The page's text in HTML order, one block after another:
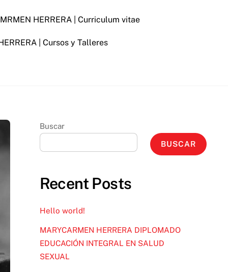
HERRERA | Curriculum vitae
| Cursos y Talleres
Buscar
BUSCAR
Recent Posts
Hello world!
MARYCARMEN HERRERA DIPLOMADO
EDUCACIÓN INTEGRAL EN SALUD
SEXUAL